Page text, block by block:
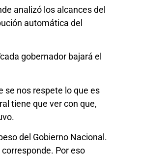
analizó los alcances del
automática del
gobernador bajará el
se nos respete lo que es
tiene que ver con que,
del Gobierno Nacional.
Por eso